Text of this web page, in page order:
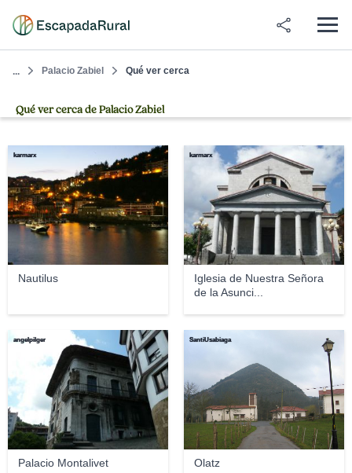
... Palacio Zabiel Qué ver cerca
Qué ver cerca de Palacio Zabiel
Nautilus
karmarx
Iglesia de Nuestra Señora
de la Asunci...
karmarx
Palacio Montalivet
angelpilger
Olatz
SantiUsabiaga